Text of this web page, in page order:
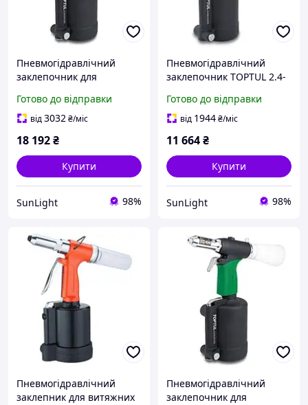
Пневмогідравлічний
заклепочник для
TOPTUL 3.0-6.4 мм
KARA0306 санлайт
Готово до відправки
від3032₴/міс
18 192₴
Купити
SunLight 98%
Пневмогідравлічний
заклепочник TOPTUL 2.4-
Готово до відправки
від 1944₴/міс
11 664₴
Купити
SunLight 98%
Пневмогідравлічний
заклепник для витяжних
Пневмогідравлічний
заклепочник для